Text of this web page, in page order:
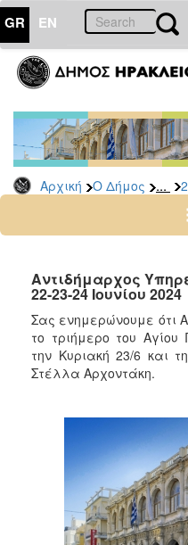
GR EN
Αρχική Ο Δήμος ...
ΔΗΜΟΣ
Δελτία
Τύπου
Αρχείο
2026
2024
2022
2021
2020
2019
2016
2015
2013
2012
Αντιδήμαρχος
22-23-24 Ιουνίου 2024
Σας ενημερώνουμε ότι
το τριήμερο του
την Κυριακή 23/6 και
Στέλλα Αρχοντάκη.